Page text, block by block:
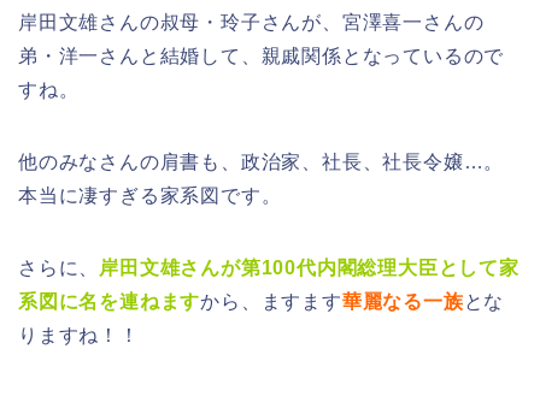
岸田文雄さんの叔母・玲子さんが、宮澤喜一さんの
弟・洋一さんと結婚して、親戚関係となっているので
すね。
他のみなさんの肩書も、政治家、社長、社長令嬢…。
本当に凄すぎる家系図です。
さらに、
岸田文雄さんが第100代内閣総理大臣として家
系図に名を連ねますから、ますます華麗なる一族とな
りますね！！